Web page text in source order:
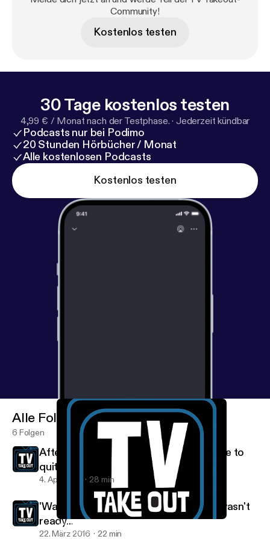
Community!
Kostenlos testen
30 Tage kostenlos testen
4,99 € / Monat nach der Testphase. · Jederzeit kündbar
Podcasts nur bei Podimo
20 Stunden Hörbücher / Monat
Alle kostenlosen Podcasts
Kostenlos testen
'Walking Dead' recap: Maybe Denise wasn't ready...
TV Takeout
Alle Folgen
6 Folgen
After the season 6 finale, we might have to
quit 'The Walking Dead'
4. Apr. 2016 28 min
'Walking Dead' recap: Maybe Denise wasn't
ready...
22. März 2016 22 min